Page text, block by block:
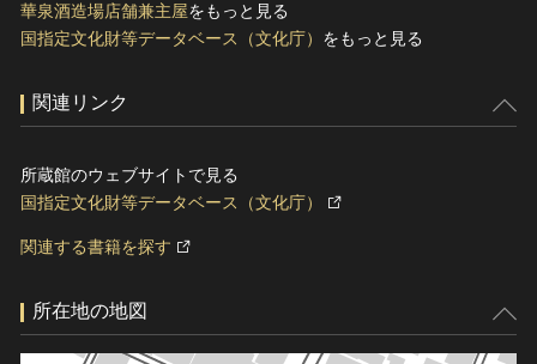
華泉酒造場店舗兼主屋をもっと見る
国指定文化財等データベース（文化庁） をもっと見る
関連リンク
所蔵館のウェブサイトで見る
国指定文化財等データベース（文化庁）
関連する書籍を探す
所在地の地図